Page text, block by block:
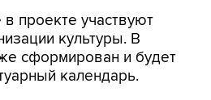
проекте участвуют
культуры. В
сформирован и будет
календарь.